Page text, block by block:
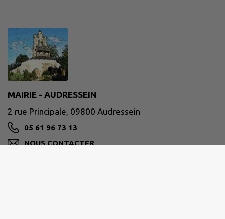
MAIRIE - AUDRESSEIN
2 rue Principale, 09800 Audressein
05 61 96 73 13
NOUS CONTACTER